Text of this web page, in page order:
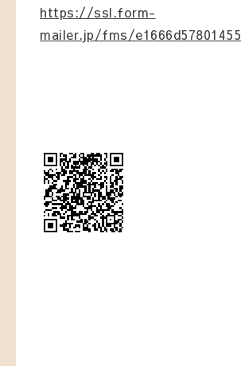
https://ssl.form-
mailer.jp/fms/e1666d57801455